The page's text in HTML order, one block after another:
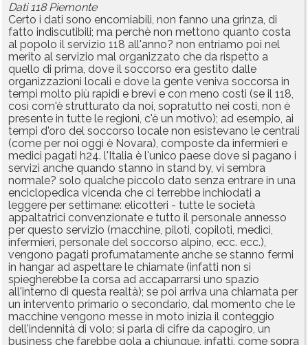
Dati 118 Piemonte
Certo i dati sono encomiabili, non fanno una grinza, di
fatto indiscutibili; ma perchè non mettono quanto costa
al popolo il servizio 118 all'anno? non entriamo poi nel
merito al servizio mal organizzato che da rispetto a
quello di prima, dove il soccorso era gestito dalle
organizzazioni locali e dove la gente veniva soccorsa in
tempi molto più rapidi e brevi e con meno costi (se il 118,
così com'è strutturato da noi, sopratutto nei costi, non è
presente in tutte le regioni, c'è un motivo); ad esempio, ai
tempi d'oro del soccorso locale non esistevano le centrali
(come per noi oggi è Novara), composte da infermieri e
medici pagati h24. l'Italia è l'unico paese dove si pagano i
servizi anche quando stanno in stand by, vi sembra
normale? solo qualche piccolo dato senza entrare in una
enciclopedica vicenda che ci terrebbe inchiodati a
leggere per settimane: elicotteri - tutte le società
appaltatrici convenzionate e tutto il personale annesso
per questo servizio (macchine, piloti, copiloti, medici,
infermieri, personale del soccorso alpino, ecc. ecc.),
vengono pagati profumatamente anche se stanno fermi
in hangar ad aspettare le chiamate (infatti non si
spiegherebbe la corsa ad accaparrarsi uno spazio
all'interno di questa realtà); se poi arriva una chiamata per
un intervento primario o secondario, dal momento che le
macchine vengono messe in moto inizia il conteggio
dell'indennità di volo; si parla di cifre da capogiro, un
business che farebbe gola a chiunque, infatti, come sopra